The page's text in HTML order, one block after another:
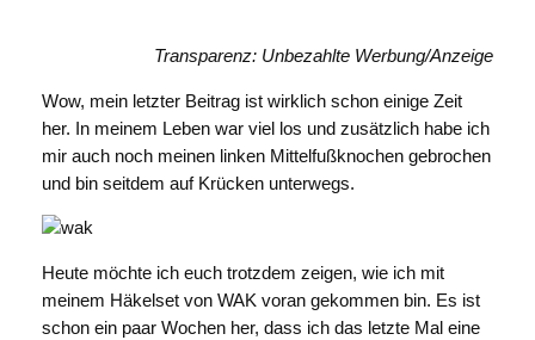
Transparenz: Unbezahlte Werbung/Anzeige
Wow, mein letzter Beitrag ist wirklich schon einige Zeit
her. In meinem Leben war viel los und zusätzlich habe ich
mir auch noch meinen linken Mittelfußknochen gebrochen
und bin seitdem auf Krücken unterwegs.
Heute möchte ich euch trotzdem zeigen, wie ich mit
meinem Häkelset von WAK voran gekommen bin. Es ist
schon ein paar Wochen her, dass ich das letzte Mal eine